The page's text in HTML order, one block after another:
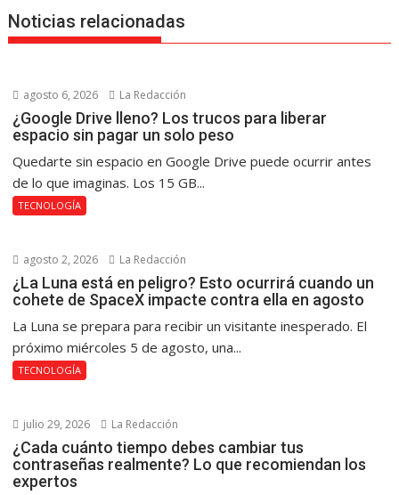
Noticias relacionadas
agosto 6, 2026 La Redacción
¿Google Drive lleno? Los trucos para liberar
espacio sin pagar un solo peso
Quedarte sin espacio en Google Drive puede ocurrir antes
de lo que imaginas. Los 15 GB...
TECNOLOGÍA
agosto 2, 2026 La Redacción
¿La Luna está en peligro? Esto ocurrirá cuando un
cohete de SpaceX impacte contra ella en agosto
La Luna se prepara para recibir un visitante inesperado. El
próximo miércoles 5 de agosto, una...
TECNOLOGÍA
julio 29, 2026 La Redacción
¿Cada cuánto tiempo debes cambiar tus
contraseñas realmente? Lo que recomiendan los
expertos